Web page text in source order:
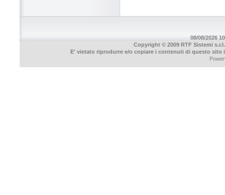
08/08/2026
Copyright © 2009 RTF Sistemi
E' vietato riprodurre e/o copiare i contenuti di questo